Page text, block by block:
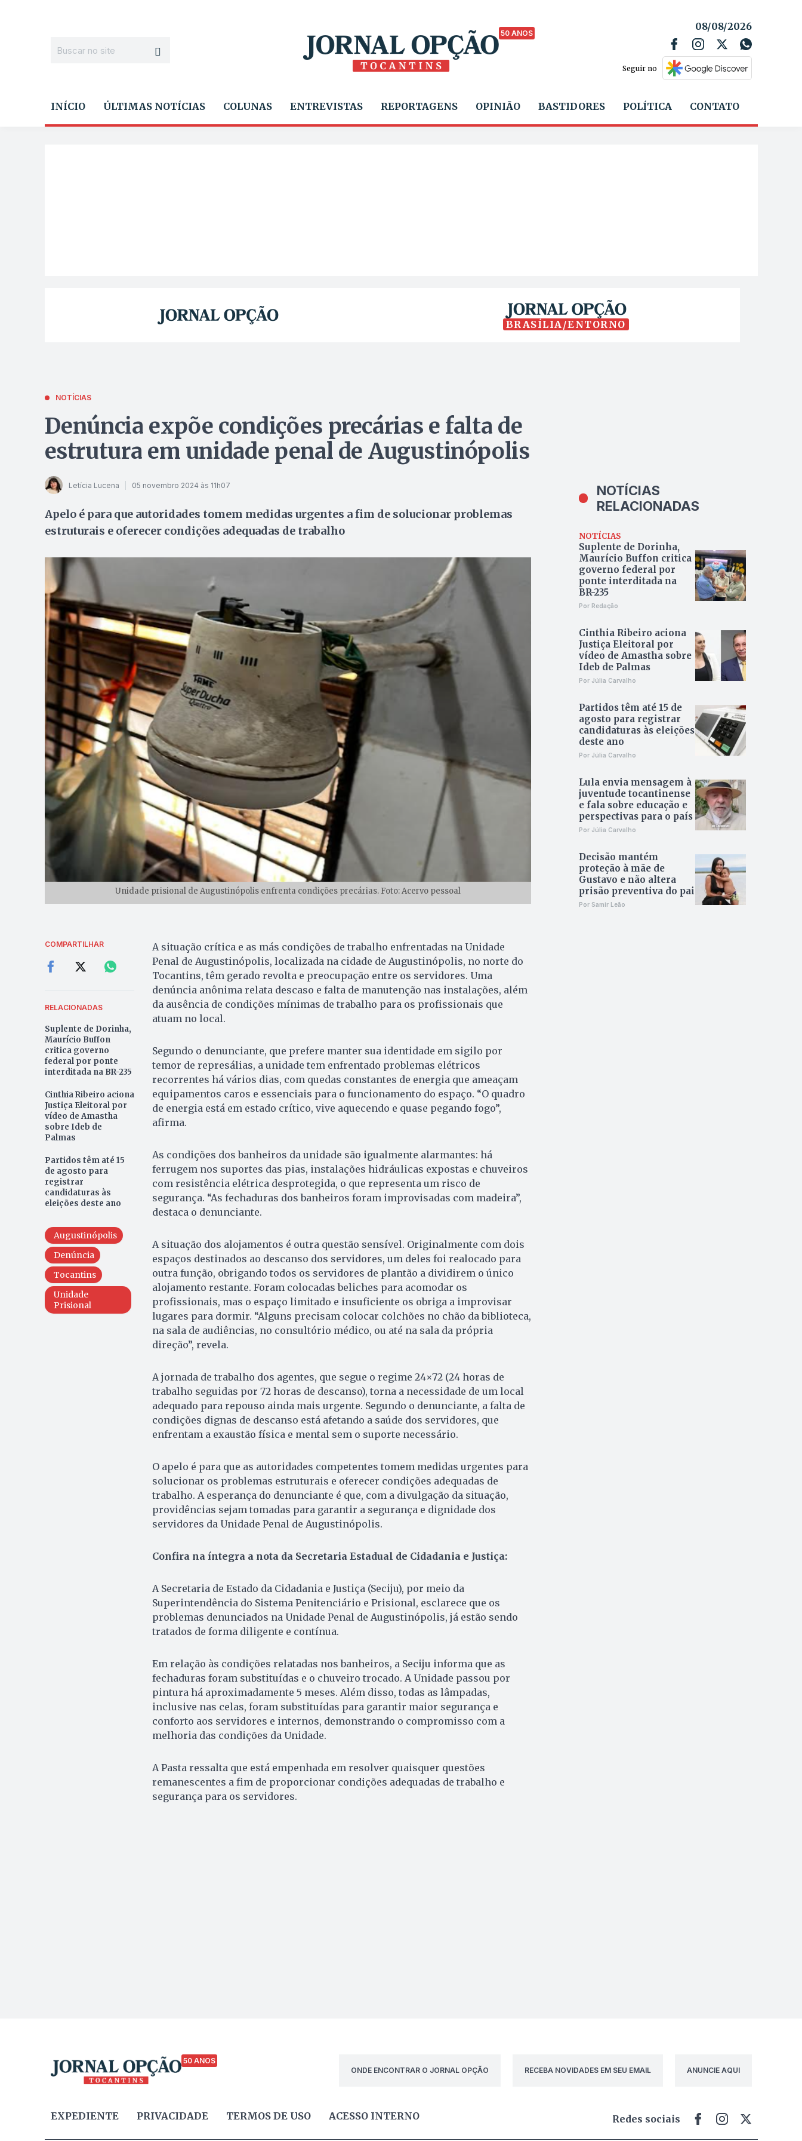
50 ANOS
08/08/2026
Seguir no
INÍCIO ÚLTIMAS NOTÍCIAS COLUNAS ENTREVISTAS REPORTAGENS OPINIÃO BASTIDORES POLÍTICA CONTATO
BRASÍLIA/ENTORNO
NOTÍCIAS
Denúncia expõe condições precárias e falta de
estrutura em unidade penal de Augustinópolis
Letícia Lucena 05 novembro 2024 às 11h07
Apelo é para que autoridades tomem medidas urgentes a fim de solucionar problemas
estruturais e oferecer condições adequadas de trabalho
Unidade prisional de Augustinópolis enfrenta condições precárias. Foto: Acervo pessoal
COMPARTILHAR
RELACIONADAS
Suplente de Dorinha,
Maurício Buffon
critica governo
federal por ponte
interditada na BR-235
Cinthia Ribeiro aciona
Justiça Eleitoral por
vídeo de Amastha
sobre Ideb de
Palmas
Partidos têm até 15
de agosto para
registrar
candidaturas às
eleições deste ano
Augustinópolis
Denúncia
Tocantins
Unidade
Prisional
A situação crítica e as más condições de trabalho enfrentadas na Unidade
Penal de Augustinópolis, localizada na cidade de Augustinópolis, no norte do
Tocantins, têm gerado revolta e preocupação entre os servidores. Uma
denúncia anônima relata descaso e falta de manutenção nas instalações, além
da ausência de condições mínimas de trabalho para os profissionais que
atuam no local.
Segundo o denunciante, que prefere manter sua identidade em sigilo por
temor de represálias, a unidade tem enfrentado problemas elétricos
recorrentes há vários dias, com quedas constantes de energia que ameaçam
equipamentos caros e essenciais para o funcionamento do espaço. “O quadro
de energia está em estado crítico, vive aquecendo e quase pegando fogo”,
afirma.
As condições dos banheiros da unidade são igualmente alarmantes: há
ferrugem nos suportes das pias, instalações hidráulicas expostas e chuveiros
com resistência elétrica desprotegida, o que representa um risco de
segurança. “As fechaduras dos banheiros foram improvisadas com madeira”,
destaca o denunciante.
A situação dos alojamentos é outra questão sensível. Originalmente com dois
espaços destinados ao descanso dos servidores, um deles foi realocado para
outra função, obrigando todos os servidores de plantão a dividirem o único
alojamento restante. Foram colocadas beliches para acomodar os
profissionais, mas o espaço limitado e insuficiente os obriga a improvisar
lugares para dormir. “Alguns precisam colocar colchões no chão da biblioteca,
na sala de audiências, no consultório médico, ou até na sala da própria
direção”, revela.
A jornada de trabalho dos agentes, que segue o regime 24×72 (24 horas de
trabalho seguidas por 72 horas de descanso), torna a necessidade de um local
adequado para repouso ainda mais urgente. Segundo o denunciante, a falta de
condições dignas de descanso está afetando a saúde dos servidores, que
enfrentam a exaustão física e mental sem o suporte necessário.
O apelo é para que as autoridades competentes tomem medidas urgentes para
solucionar os problemas estruturais e oferecer condições adequadas de
trabalho. A esperança do denunciante é que, com a divulgação da situação,
providências sejam tomadas para garantir a segurança e dignidade dos
servidores da Unidade Penal de Augustinópolis.
Confira na íntegra a nota da Secretaria Estadual de Cidadania e Justiça:
A Secretaria de Estado da Cidadania e Justiça (Seciju), por meio da
Superintendência do Sistema Penitenciário e Prisional, esclarece que os
problemas denunciados na Unidade Penal de Augustinópolis, já estão sendo
tratados de forma diligente e contínua.
Em relação às condições relatadas nos banheiros, a Seciju informa que as
fechaduras foram substituídas e o chuveiro trocado. A Unidade passou por
pintura há aproximadamente 5 meses. Além disso, todas as lâmpadas,
inclusive nas celas, foram substituídas para garantir maior segurança e
conforto aos servidores e internos, demonstrando o compromisso com a
melhoria das condições da Unidade.
A Pasta ressalta que está empenhada em resolver quaisquer questões
remanescentes a fim de proporcionar condições adequadas de trabalho e
segurança para os servidores.
NOTÍCIAS
RELACIONADAS
NOTÍCIAS
Suplente de Dorinha,
Maurício Buffon critica
governo federal por
ponte interditada na
BR-235
Por Redação
Cinthia Ribeiro aciona
Justiça Eleitoral por
vídeo de Amastha sobre
Ideb de Palmas
Por Júlia Carvalho
Partidos têm até 15 de
agosto para registrar
candidaturas às eleições
deste ano
Por Júlia Carvalho
Lula envia mensagem à
juventude tocantinense
e fala sobre educação e
perspectivas para o país
Por Júlia Carvalho
Decisão mantém
proteção à mãe de
Gustavo e não altera
prisão preventiva do pai
Por Samir Leão
50 ANOS
ONDE ENCONTRAR O JORNAL OPÇÃO
RECEBA NOVIDADES EM SEU EMAIL ANUNCIE AQUI
EXPEDIENTE PRIVACIDADE TERMOS DE USO ACESSO INTERNO Redes sociais